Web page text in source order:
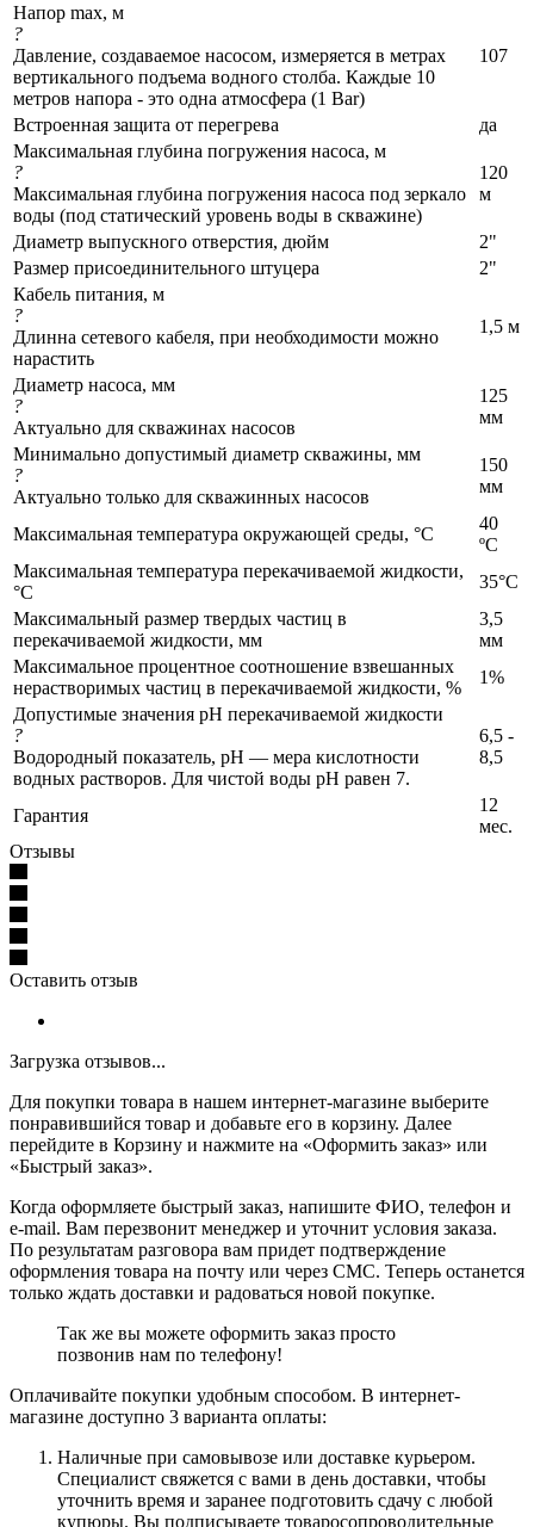
Напор max, м
?
Давление, создаваемое насосом, измеряется в метрах
вертикального подъема водного столба. Каждые 10
метров напора - это одна атмосфера (1 Bar)
107
Встроенная защита от перегрева
да
Максимальная глубина погружения насоса, м
?
Максимальная глубина погружения насоса под зеркало
воды (под статический уровень воды в скважине)
120
м
Диаметр выпускного отверстия, дюйм
2"
Размер присоединительного штуцера
2"
Кабель питания, м
?
Длинна сетевого кабеля, при необходимости можно
нарастить
1,5 м
Диаметр насоса, мм
?
Актуально для скважинах насосов
125
мм
Минимально допустимый диаметр скважины, мм
?
Актуально только для скважинных насосов
150
мм
Максимальная температура окружающей среды, °C
40
ºС
Максимальная температура перекачиваемой жидкости,
°C
35°C
Максимальный размер твердых частиц в
перекачиваемой жидкости, мм
3,5
мм
Максимальное процентное соотношение взвешанных
нерастворимых частиц в перекачиваемой жидкости, %
1%
Допустимые значения pH перекачиваемой жидкости
?
Водородный показатель, pH — мера кислотности
водных растворов. Для чистой воды pH равен 7.
6,5 -
8,5
Гарантия
12
мес.
Отзывы
Оставить отзыв
Загрузка отзывов...
Для покупки товара в нашем интернет-магазине выберите
понравившийся товар и добавьте его в корзину. Далее
перейдите в Корзину и нажмите на «Оформить заказ» или
«Быстрый заказ».
Когда оформляете быстрый заказ, напишите ФИО, телефон и
e-mail. Вам перезвонит менеджер и уточнит условия заказа.
По результатам разговора вам придет подтверждение
оформления товара на почту или через СМС. Теперь останется
только ждать доставки и радоваться новой покупке.
Так же вы можете оформить заказ просто
позвонив нам по телефону!
Оплачивайте покупки удобным способом. В интернет-
магазине доступно 3 варианта оплаты:
Наличные при самовывозе или доставке курьером.
Специалист свяжется с вами в день доставки, чтобы
уточнить время и заранее подготовить сдачу с любой
купюры. Вы подписываете товаросопроводительные